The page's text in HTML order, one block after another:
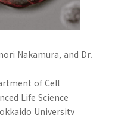
Nakamura, and Dr.
of Cell
Life Science
University